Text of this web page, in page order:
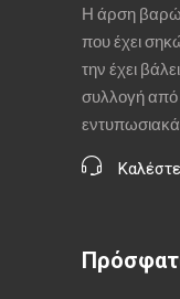
Η άρση
που έχει
την έχει
συλλογή από